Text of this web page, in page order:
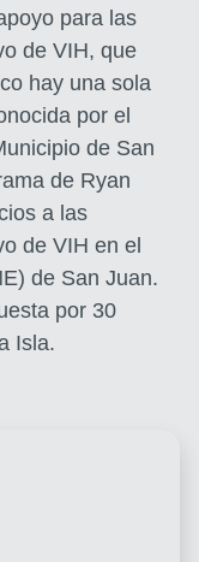
para las
de VIH, que
hay una sola
por el
de San
de Ryan
a las
de VIH en el
de San Juan.
por 30
Isla.